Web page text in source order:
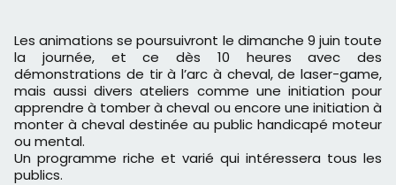
Les animations se poursuivront le dimanche 9 juin toute
la journée, et ce dès 10 heures avec des
démonstrations de tir à l’arc à cheval, de laser-game,
mais aussi divers ateliers comme une initiation pour
apprendre à tomber à cheval ou encore une initiation à
monter à cheval destinée au public handicapé moteur
ou mental.
Un programme riche et varié qui intéressera tous les
publics.